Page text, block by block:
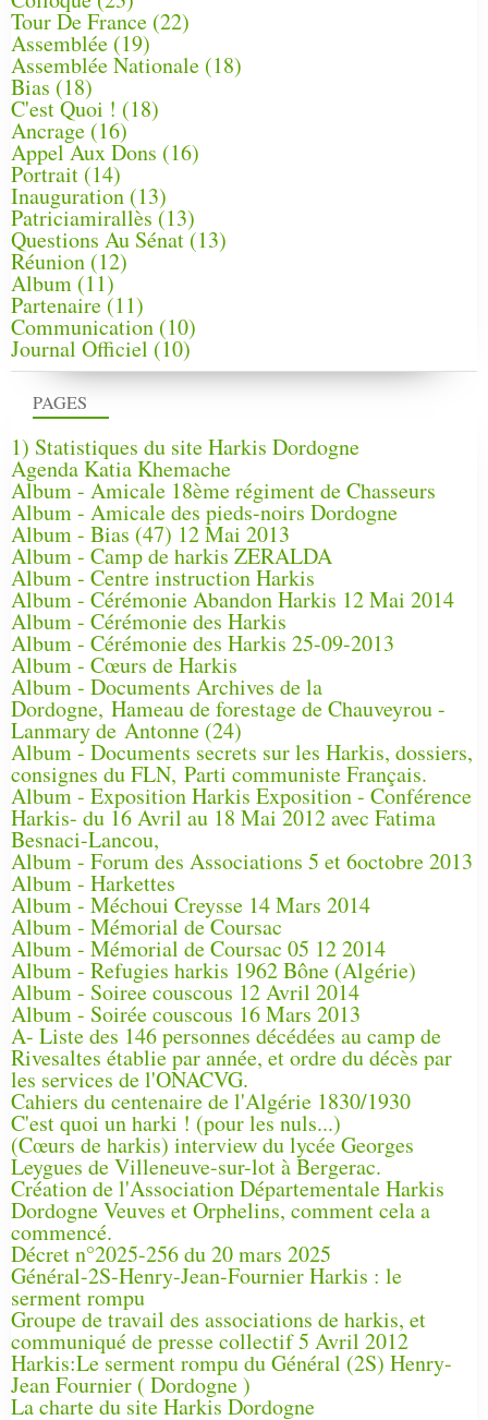
PAGES
1) Statistiques du site Harkis Dordogne
Agenda Katia Khemache
Album - Amicale 18ème régiment de Chasseurs
Album - Amicale des pieds-noirs Dordogne
Album - Bias (47) 12 Mai 2013
Album - Camp de harkis ZERALDA
Album - Centre instruction Harkis
Album - Cérémonie Abandon Harkis 12 Mai 2014
Album - Cérémonie des Harkis
Album - Cérémonie des Harkis 25-09-2013
Album - Cœurs de Harkis
Album - Documents Archives de la
Dordogne, Hameau de forestage de Chauveyrou -
Lanmary de Antonne (24)
Album - Documents secrets sur les Harkis, dossiers,
consignes du FLN, Parti communiste Français.
Album - Exposition Harkis Exposition - Conférence
Harkis- du 16 Avril au 18 Mai 2012 avec Fatima
Besnaci-Lancou,
Album - Forum des Associations 5 et 6octobre 2013
Album - Harkettes
Album - Méchoui Creysse 14 Mars 2014
Album - Mémorial de Coursac
Album - Mémorial de Coursac 05 12 2014
Album - Refugies harkis 1962 Bône (Algérie)
Album - Soiree couscous 12 Avril 2014
Album - Soirée couscous 16 Mars 2013
A- Liste des 146 personnes décédées au camp de
Rivesaltes établie par année, et ordre du décès par
les services de l'ONACVG.
Cahiers du centenaire de l'Algérie 1830/1930
C'est quoi un harki ! (pour les nuls...)
(Cœurs de harkis) interview du lycée Georges
Leygues de Villeneuve-sur-lot à Bergerac.
Création de l'Association Départementale Harkis
Dordogne Veuves et Orphelins, comment cela a
commencé.
Décret n°2025-256 du 20 mars 2025
Général-2S-Henry-Jean-Fournier Harkis : le
serment rompu
Groupe de travail des associations de harkis, et
communiqué de presse collectif 5 Avril 2012
Harkis:Le serment rompu du Général (2S) Henry-
Jean Fournier ( Dordogne )
La charte du site Harkis Dordogne
Tour De France (22)
Assemblée (19)
Assemblée Nationale (18)
Bias (18)
C'est Quoi ! (18)
Ancrage (16)
Appel Aux Dons (16)
Portrait (14)
Inauguration (13)
Patriciamirallès (13)
Questions Au Sénat(13)
Réunion (12)
Album (11)
Partenaire(11)
Communication (10)
Journal Officiel (10)